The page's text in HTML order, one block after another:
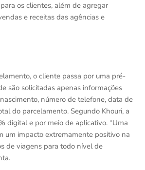
os clientes, além de agregar
e receitas das agências e
o cliente passa por uma pré-
são solicitadas apenas informações
número de telefone, data de
do parcelamento. Segundo Khouri, a
digital e por meio de aplicativo. “Uma
um impacto extremamente positivo na
de viagens para todo nível de